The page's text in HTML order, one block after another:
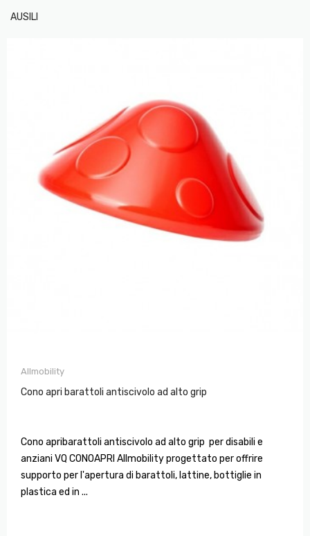
AUSILI
Allmobility
Cono apri barattoli antiscivolo ad alto grip
Cono apribarattoli antiscivolo ad alto grip per disabili e
anziani VQ CONOAPRI Allmobility progettato per offrire
supporto per l'apertura di barattoli, lattine, bottiglie in
plastica ed in ...